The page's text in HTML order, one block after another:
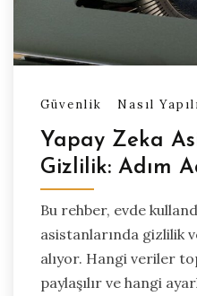
Güvenlik Nasıl
Yapay Zeka
Gizlilik: Adım
Bu rehber, evde
asistanlarında gizlilik
alıyor. Hangi veriler
paylaşılır ve hangi